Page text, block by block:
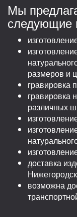
Мы
следующие
размеров и
гравировка
гравировка
различных
доставка
возможна